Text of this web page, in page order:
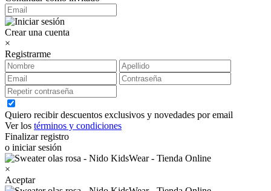
Crear una cuenta
×
Registrarme
Quiero recibir descuentos exclusivos y novedades por email
Ver los términos y condiciones
Finalizar registro
o iniciar sesión
×
Aceptar